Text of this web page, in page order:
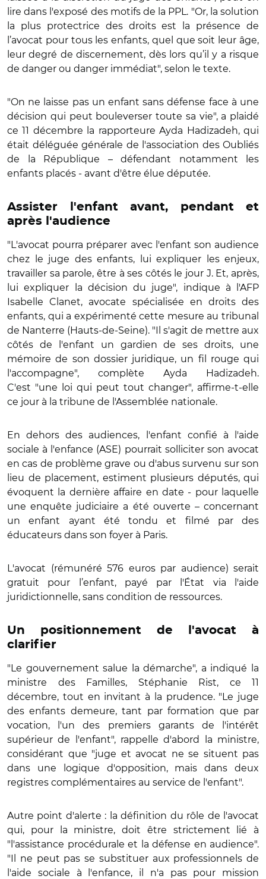
lire dans l'exposé des motifs de la PPL. "Or, la solution
la plus protectrice des droits est la présence de
l’avocat pour tous les enfants, quel que soit leur âge,
leur degré de discernement, dès lors qu’il y a risque
de danger ou danger immédiat", selon le texte.
"On ne laisse pas un enfant sans défense face à une
décision qui peut bouleverser toute sa vie", a plaidé
ce 11 décembre la rapporteure Ayda Hadizadeh, qui
était déléguée générale de l'association des Oubliés
de la République – défendant notamment les
enfants placés - avant d'être élue députée.
Assister l'enfant avant, pendant et
après l'audience
"L'avocat pourra préparer avec l'enfant son audience
chez le juge des enfants, lui expliquer les enjeux,
travailler sa parole, être à ses côtés le jour J. Et, après,
lui expliquer la décision du juge", indique à l'AFP
Isabelle Clanet, avocate spécialisée en droits des
enfants, qui a expérimenté cette mesure au tribunal
de Nanterre (Hauts-de-Seine). "Il s'agit de mettre aux
côtés de l'enfant un gardien de ses droits, une
mémoire de son dossier juridique, un fil rouge qui
l'accompagne", complète Ayda Hadizadeh.
C'est "une loi qui peut tout changer", affirme-t-elle
ce jour à la tribune de l'Assemblée nationale.
En dehors des audiences, l'enfant confié à l'aide
sociale à l'enfance (ASE) pourrait solliciter son avocat
en cas de problème grave ou d'abus survenu sur son
lieu de placement, estiment plusieurs députés, qui
évoquent la dernière affaire en date - pour laquelle
une enquête judiciaire a été ouverte – concernant
un enfant ayant été tondu et filmé par des
éducateurs dans son foyer à Paris.
L'avocat (rémunéré 576 euros par audience) serait
gratuit pour l’enfant, payé par l'État via l'aide
juridictionnelle, sans condition de ressources.
Un positionnement de l'avocat à
clarifier
"Le gouvernement salue la démarche", a indiqué la
ministre des Familles, Stéphanie Rist, ce 11
décembre, tout en invitant à la prudence. "Le juge
des enfants demeure, tant par formation que par
vocation, l'un des premiers garants de l'intérêt
supérieur de l'enfant", rappelle d'abord la ministre,
considérant que "juge et avocat ne se situent pas
dans une logique d'opposition, mais dans deux
registres complémentaires au service de l'enfant".
Autre point d'alerte : la définition du rôle de l'avocat
qui, pour la ministre, doit être strictement lié à
"l'assistance procédurale et la défense en audience".
"Il ne peut pas se substituer aux professionnels de
l'aide sociale à l'enfance, il n'a pas pour mission